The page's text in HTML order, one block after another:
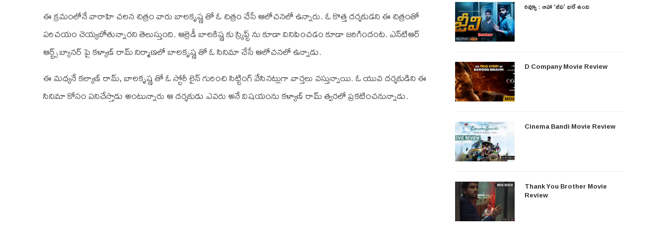
ఈ క్రమంలోనే వారాహి చలన చిత్రం వారు బాలకృష్ణ తో ఓ చిత్రం చేసే ఆలోచనలో ఉన్నారు. ఓ కొత్త దర్శకుడని ఈ చిత్రంతో
పరిచయం చెయ్యబోతున్నారని తెలుస్తుంది. ఆల్రెడీ బాలకిష్ణ కు స్క్రిప్ట్ ను కూడా వినిపించడం కూడా జరిగిందంట. ఎన్‌టి‌ఆర్
ఆర్ట్స్ బ్యానర్ పై కళ్యాణ్ రామ్ నిర్మాణలో బాలకృష్ణ తో ఓ సినిమా చేసే ఆలోచనలో ఉన్నాడు.
ఈ మధ్యనే కల్యాణ్ రామ్, బాలకృష్ణ తో ఓ స్టోరీ లైన్ గురించి సిట్టింగ్ వేసినట్లుగా వార్తలు వస్తున్నాయి. ఓ యువ దర్శకుడిని ఈ
సినిమా కోసం పనిచేస్తాడు అంటున్నారు ఆ దర్శకుడు ఎవరు అనే విషయంను కళ్యాణ్ రామ్ త్వరలో ప్రకటించనున్నాడు.
రివ్యూ : ఆహా ‘జీవి’ భలే ఉంది
D Company Movie Review
Cinema Bandi Movie Review
Thank You Brother Movie
Review